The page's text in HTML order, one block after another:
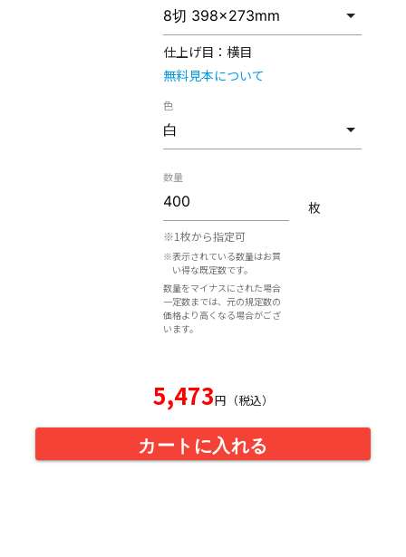
仕上げ目： 横目
無料見本について
色
数量
※1枚から指定可
※表示されている数量はお買
い得な既定数です。
数量をマイナスにされた場合
一定数までは、元の規定数の
価格より高くなる場合がござ
います。
枚
5,473円（税込）
カートに入れる